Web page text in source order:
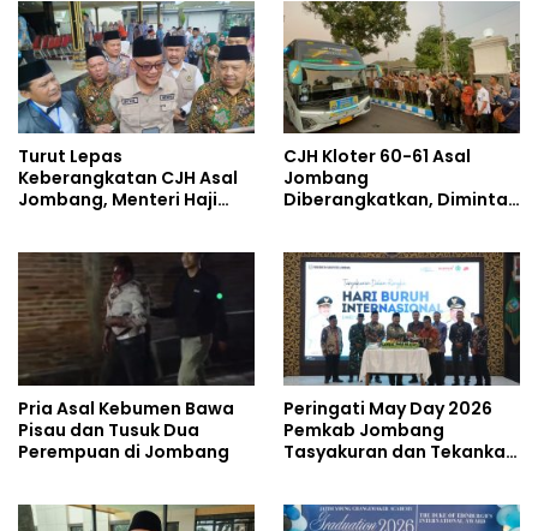
Turut Lepas
Keberangkatan CJH Asal
Jombang, Menteri Haji
CJH Kloter 60-61 Asal
Jombang
Diberangkatkan, Diminta
Pria Asal Kebumen Bawa
Pisau dan Tusuk Dua
Perempuan di Jombang
Peringati May Day 2026
Pemkab Jombang
Tasyakuran dan Tekankan